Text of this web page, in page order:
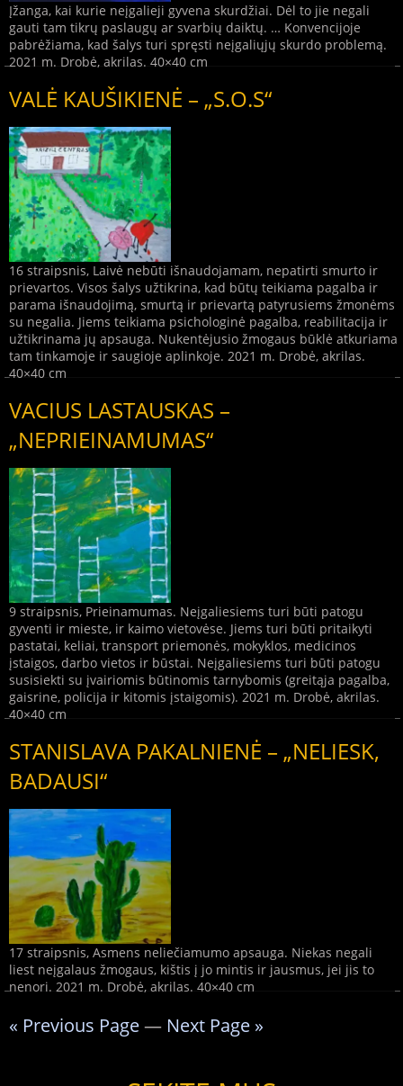
Įžanga, kai kurie neįgalieji gyvena skurdžiai. Dėl to jie negali
gauti tam tikrų paslaugų ar svarbių daiktų. … Konvencijoje
pabrėžiama, kad šalys turi spręsti neįgaliųjų skurdo problemą.
2021 m. Drobė, akrilas. 40×40 cm
VALĖ KAUŠIKIENĖ – „S.O.S“
16 straipsnis, Laivė nebūti išnaudojamam, nepatirti smurto ir
prievartos. Visos šalys užtikrina, kad būtų teikiama pagalba ir
parama išnaudojimą, smurtą ir prievartą patyrusiems žmonėms
su negalia. Jiems teikiama psichologinė pagalba, reabilitacija ir
užtikrinama jų apsauga. Nukentėjusio žmogaus būklė atkuriama
tam tinkamoje ir saugioje aplinkoje. 2021 m. Drobė, akrilas.
40×40 cm
VACIUS LASTAUSKAS –
„NEPRIEINAMUMAS“
9 straipsnis, Prieinamumas. Neįgaliesiems turi būti patogu
gyventi ir mieste, ir kaimo vietovėse. Jiems turi būti pritaikyti
pastatai, keliai, transport priemonės, mokyklos, medicinos
įstaigos, darbo vietos ir būstai. Neįgaliesiems turi būti patogu
susisiekti su įvairiomis būtinomis tarnybomis (greitąja pagalba,
gaisrine, policija ir kitomis įstaigomis). 2021 m. Drobė, akrilas.
40×40 cm
STANISLAVA PAKALNIENĖ – „NELIESK,
BADAUSI“
17 straipsnis, Asmens neliečiamumo apsauga. Niekas negali
liest neįgalaus žmogaus, kištis į jo mintis ir jausmus, jei jis to
nenori. 2021 m. Drobė, akrilas. 40×40 cm
« Previous Page— Next Page »